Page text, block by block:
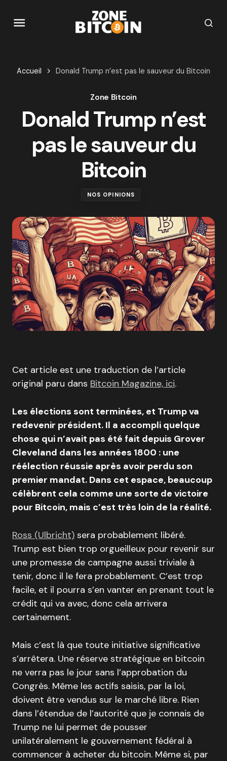
Accueil Donald Trump n’est pas le sauveur du Bitcoin
Zone Bitcoin
Donald Trump n’est
pas le sauveur du
Bitcoin
NOS OPINIONS
Cet article est une traduction de l’article
original paru dans Bitcoin Magazine, ici.
Les élections sont terminées, et Trump va
redevenir président. Il a accompli quelque
chose qui n’avait pas été fait depuis Grover
Cleveland dans les années 1800 : une
réélection réussie après avoir perdu son
premier mandat. Dans cet espace, beaucoup
célèbrent cela comme une sorte de victoire
pour Bitcoin, mais c’est très loin de la réalité.
Ross (Ulbricht) sera probablement libéré.
Trump est bien trop orgueilleux pour revenir sur
une promesse de campagne aussi triviale à
tenir, donc il le fera probablement. C’est trop
facile, et il pourra s’en vanter en prenant tout le
crédit qui va avec, donc cela arrivera
certainement.
Mais c’est là que toute initiative significative
s’arrêtera. Une réserve stratégique en bitcoin
ne verra pas le jour sans l’approbation du
Congrès. Même les actifs saisis, par la loi,
doivent être vendus sur le marché libre. Rien
dans l’étendue de l’autorité que je connais de
Trump ne lui permet de pousser
unilatéralement le gouvernement fédéral à
commencer à acheter du bitcoin. Même si, par